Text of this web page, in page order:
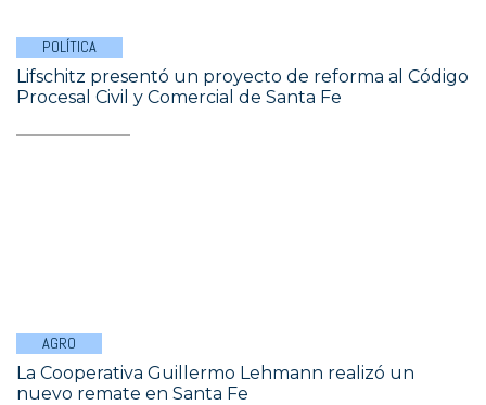
POLÍTICA
Lifschitz presentó un proyecto de reforma al Código
Procesal Civil y Comercial de Santa Fe
AGRO
La Cooperativa Guillermo Lehmann realizó un
nuevo remate en Santa Fe